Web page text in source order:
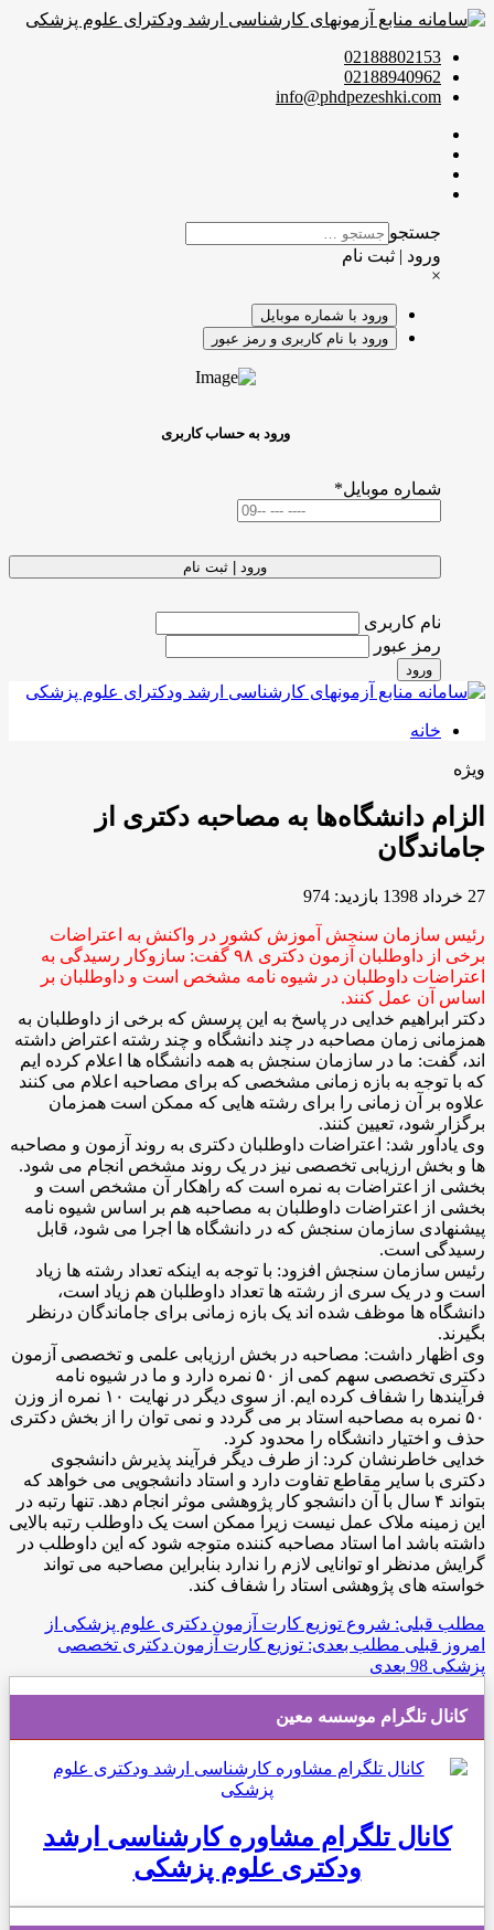
02188802153
02188940962
info@phdpezeshki.com
جستجو
ورود | ثبت نام
×
ورود با شماره موبایل
ورود با نام کاربری و رمز عبور
ورود به حساب کاربری
شماره موبایل*
ورود | ثبت نام
نام کاربری
رمز عبور
ورود
خانه
ویژه
الزام دانشگاه‌ها به مصاحبه دکتری از
جاماندگان
27 خرداد 1398 بازدید: 974
رئیس سازمان سنجش آموزش کشور در واکنش به اعتراضات
برخی از داوطلبان آزمون دکتری ۹۸ گفت: سازوکار رسیدگی به
اعتراضات داوطلبان در شیوه نامه مشخص است و داوطلبان بر
اساس آن عمل کنند.
دکتر ابراهیم خدایی در پاسخ به این پرسش که برخی از داوطلبان به
همزمانی زمان مصاحبه در چند دانشگاه و چند رشته اعتراض داشته
اند، گفت: ما در سازمان سنجش به همه دانشگاه ها اعلام کرده ایم
که با توجه به بازه زمانی مشخصی که برای مصاحبه اعلام می کنند
علاوه بر آن زمانی را برای رشته هایی که ممکن است همزمان
برگزار شود، تعیین کنند.
وی یادآور شد: اعتراضات داوطلبان دکتری به روند آزمون و مصاحبه
ها و بخش ارزیابی تخصصی نیز در یک روند مشخص انجام می شود.
بخشی از اعتراضات به نمره است که راهکار آن مشخص است و
بخشی از اعتراضات داوطلبان به مصاحبه هم بر اساس شیوه نامه
پیشنهادی سازمان سنجش که در دانشگاه ها اجرا می شود، قابل
رسیدگی است.
رئیس سازمان سنجش افزود: با توجه به اینکه تعداد رشته ها زیاد
است و در یک سری از رشته ها تعداد داوطلبان هم زیاد است،
دانشگاه ها موظف شده اند یک بازه زمانی برای جاماندگان درنظر
بگیرند.
وی اظهار داشت: مصاحبه در بخش ارزیابی علمی و تخصصی آزمون
دکتری تخصصی سهم کمی از ۵۰ نمره دارد و ما در شیوه نامه
فرآیندها را شفاف کرده ایم. از سوی دیگر در نهایت ۱۰ نمره از وزن
۵۰ نمره به مصاحبه استاد بر می گردد و نمی توان را از بخش دکتری
حذف و اختیار دانشگاه را محدود کرد.
خدایی خاطرنشان کرد: از طرف دیگر فرآیند پذیرش دانشجوی
دکتری با سایر مقاطع تفاوت دارد و استاد دانشجویی می خواهد که
بتواند ۴ سال با آن دانشجو کار پژوهشی موثر انجام دهد. تنها رتبه در
این زمینه ملاک عمل نیست زیرا ممکن است یک داوطلب رتبه بالایی
داشته باشد اما استاد مصاحبه کننده متوجه شود که این داوطلب در
گرایش مدنظر او توانایی لازم را ندارد بنابراین مصاحبه می تواند
خواسته های پژوهشی استاد را شفاف کند.
مطلب قبلی: شروع توزیع کارت آزمون دکتری علوم پزشکی از
امروز قبلی مطلب بعدی: توزیع کارت آزمون دکتری تخصصی
پزشکی 98
بعدی
کانال تلگرام موسسه معین
کانال تلگرام مشاوره کارشناسی ارشد
ودکتری علوم پزشکی